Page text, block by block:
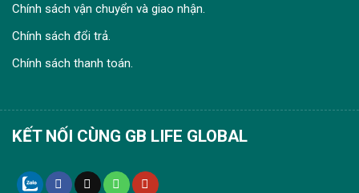
Chính sách vận chuyển và giao nhận.
Chính sách đổi trả.
Chính sách thanh toán.
KẾT NỐI CÙNG GB LIFE GLOBAL